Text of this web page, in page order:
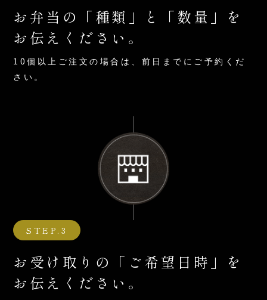
お弁当の「種類」と「数量」を
お伝えください。
10個以上ご注文の場合は、前日までにご予約くだ
さい。
STEP.3
お受け取りの「ご希望日時」を
お伝えください。